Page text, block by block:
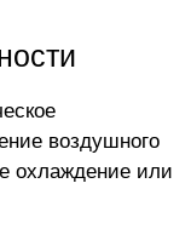
воздушного
охлаждение или